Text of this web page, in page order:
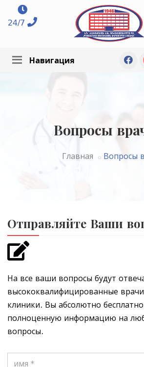
24/7
Навигация
Вопросы
Главная Вопросы
Отправляйте Ваши
На все ваши вопросы будут
высококвалифицированные
клиники. Вы абсолютно
полноценную информацию на
вопросы.